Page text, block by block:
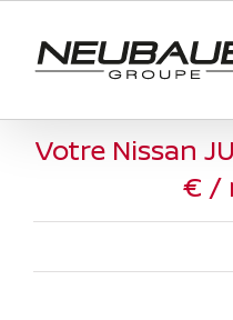
contenu
Votre Nissan
€ /